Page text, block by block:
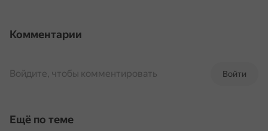
Комментарии
Войти
Войдите, чтобы комментировать
Ещё по теме